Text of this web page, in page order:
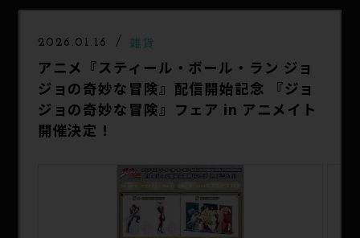
COMICS GOODS
2026.01.16 雑貨
アニメ『スティール・ボール・ラン ジョ
ジョの奇妙な冒険』配信開始記念 『ジョ
ジョの奇妙な冒険』フェア in アニメイト
開催決定！